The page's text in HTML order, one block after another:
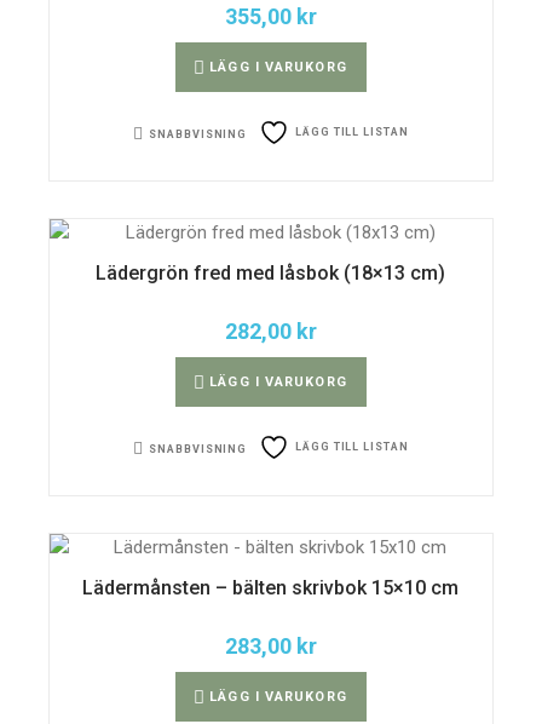
355,00 kr
LÄGG I VARUKORG
SNABBVISNING LÄGG TILL LISTAN
Lädergrön fred med låsbok (18×13 cm)
282,00 kr
LÄGG I VARUKORG
SNABBVISNING LÄGG TILL LISTAN
Lädermånsten – bälten skrivbok 15×10 cm
283,00 kr
LÄGG I VARUKORG